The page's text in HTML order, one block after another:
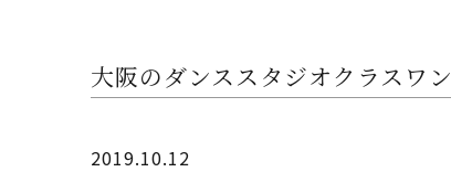
大阪のダンススタジオクラスワン
2019.10.12